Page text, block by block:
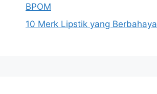
BPOM
10 Merk Lipstik yang Berbahaya